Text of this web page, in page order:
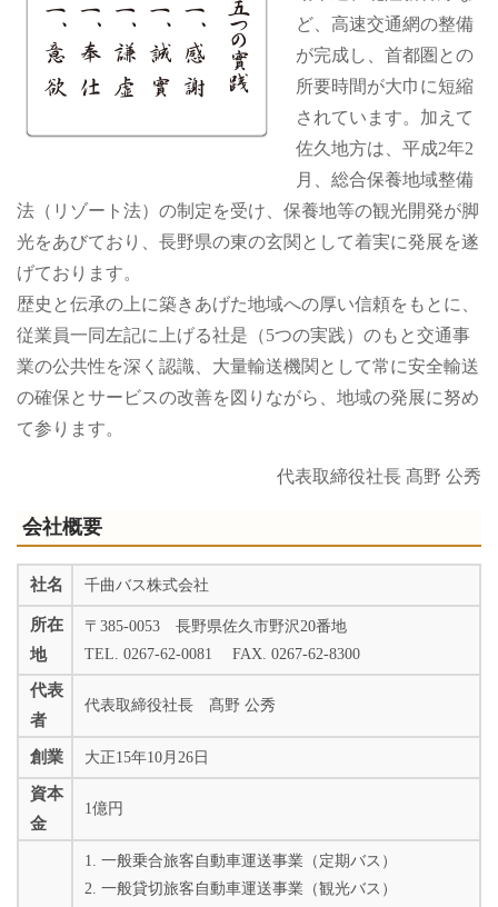
ど、高速交通網の整備
が完成し、首都圏との
所要時間が大巾に短縮
されています。加えて
佐久地方は、平成2年2
月、総合保養地域整備
法（リゾート法）の制定を受け、保養地等の観光開発が脚
光をあびており、長野県の東の玄関として着実に発展を遂
げております。
歴史と伝承の上に築きあげた地域への厚い信頼をもとに、
従業員一同左記に上げる社是（5つの実践）のもと交通事
業の公共性を深く認識、大量輸送機関として常に安全輸送
の確保とサービスの改善を図りながら、地域の発展に努め
て参ります。
代表取締役社長 髙野 公秀
会社概要
社名 千曲バス株式会社
所在
地
〒385-0053 長野県佐久市野沢20番地
TEL. 0267-62-0081 FAX. 0267-62-8300
代表
者
代表取締役社長 髙野 公秀
創業 大正15年10月26日
資本
金
1億円
1. 一般乗合旅客自動車運送事業（定期バス）
2. 一般貸切旅客自動車運送事業（観光バス）